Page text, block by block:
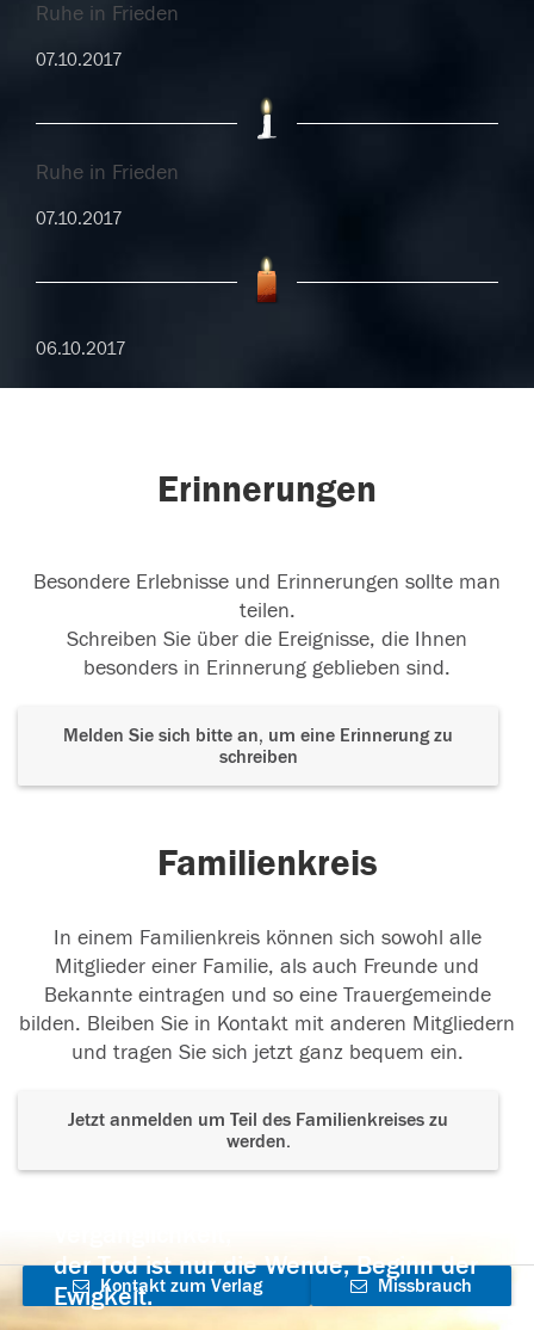
Ruhe in Frieden
07.10.2017
Ruhe in Frieden
07.10.2017
06.10.2017
Erinnerungen
Besondere Erlebnisse und Erinnerungen sollte man
teilen.
Schreiben Sie über die Ereignisse, die Ihnen
besonders in Erinnerung geblieben sind.
Melden Sie sich bitte an, um eine Erinnerung zu
schreiben
Familienkreis
In einem Familienkreis können sich sowohl alle
Mitglieder einer Familie, als auch Freunde und
Bekannte eintragen und so eine Trauergemeinde
bilden. Bleiben Sie in Kontakt mit anderen Mitgliedern
und tragen Sie sich jetzt ganz bequem ein.
Jetzt anmelden um Teil des Familienkreises zu
werden.
der Tod ist nur die Wende, Beginn der
Ewigkeit.
Kontakt zum Verlag
Missbrauch